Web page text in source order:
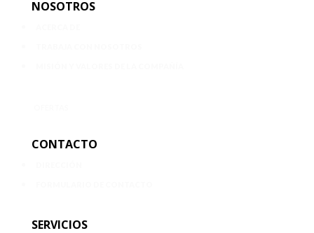
NOSOTROS
CONTACTO
SERVICIOS